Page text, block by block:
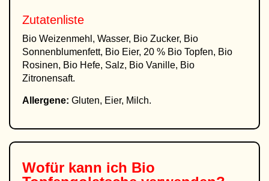
Zutatenliste
Bio Weizenmehl, Wasser, Bio Zucker, Bio
Sonnenblumenfett, Bio Eier, 20 % Bio Topfen, Bio
Rosinen, Bio Hefe, Salz, Bio Vanille, Bio
Zitronensaft.
Allergene: Gluten, Eier, Milch.
Wofür kann ich Bio